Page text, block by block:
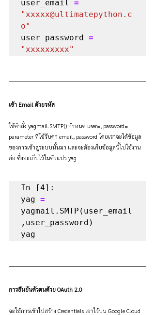
user_email =
"xxxxx@ultimatepython.c
o"
user_password =
"xxxxxxxxx"
เข้า Email ด้วยรหัส
ใช้คำสั่ง yagmail.SMTP() กำหนด user=, password=
parameter ที่ใช้รับค่า email, password โดยเราจะได้ข้อมูล
ของการเข้าสู่ระบบนั้นมา และจะต้องเก็บข้อมูลนี้ไปใช้งาน
ต่อ ซึ่งจะเก็บไว้ในตัวแปร yag
In [4]:
yag =
yagmail.SMTP(user_email
,user_password)
yag
การยืนยันตัวตนด้วย OAuth 2.0
จะใช้การเข้าไปสร้าง Credentials เอาไว้บน Google Cloud